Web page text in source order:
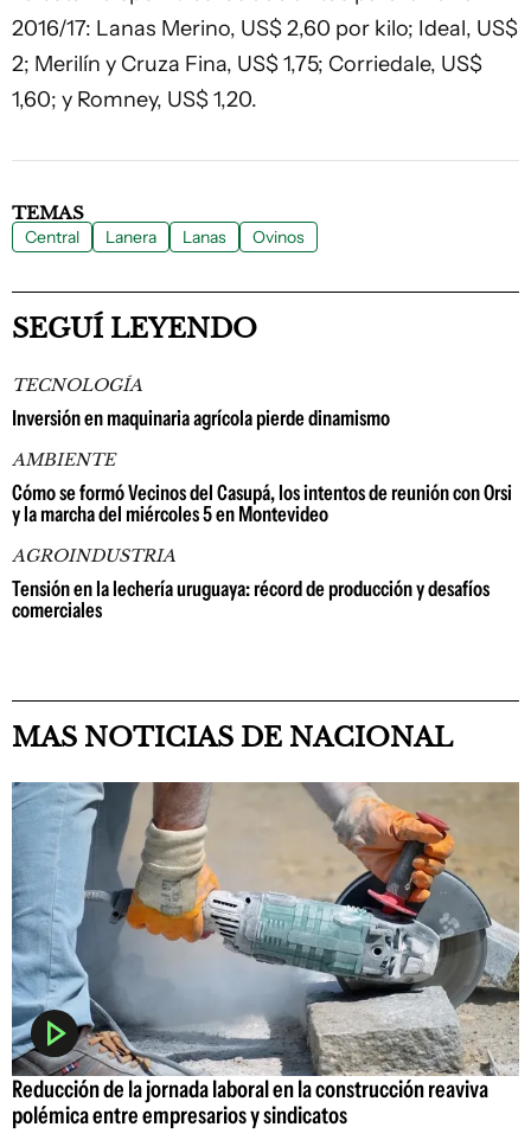
2016/17: Lanas Merino, US$ 2,60 por kilo; Ideal, US$
2; Merilín y Cruza Fina, US$ 1,75; Corriedale, US$
1,60; y Romney, US$ 1,20.
TEMAS
Central Lanera Lanas Ovinos
SEGUÍ LEYENDO
TECNOLOGÍA
Inversión en maquinaria agrícola pierde dinamismo
AMBIENTE
Cómo se formó Vecinos del Casupá, los intentos de reunión con Orsi
y la marcha del miércoles 5 en Montevideo
AGROINDUSTRIA
Tensión en la lechería uruguaya: récord de producción y desafíos
comerciales
MAS NOTICIAS DE NACIONAL
Reducción de la jornada laboral en la construcción reaviva
polémica entre empresarios y sindicatos